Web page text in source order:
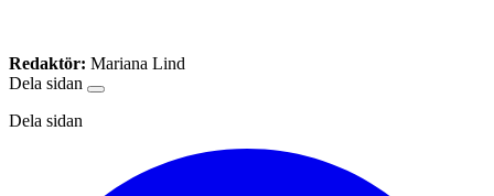
Redaktör: Mariana Lind
Dela sidan
Dela sidan